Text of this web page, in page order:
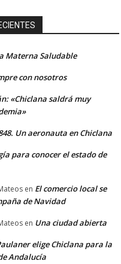
Materna Saludable
con nosotros
«Chiclana saldrá muy
Un aeronauta en Chiclana
para conocer el estado de
en El comercio local se
de Navidad
en Una ciudad abierta
elige Chiclana para la
Andalucía